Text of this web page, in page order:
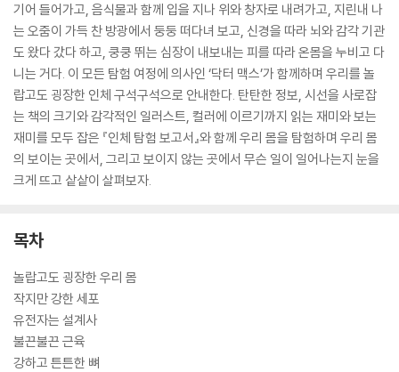
기어 들어가고, 음식물과 함께 입을 지나 위와 창자로 내려가고, 지린내 나
는 오줌이 가득 찬 방광에서 둥둥 떠다녀 보고, 신경을 따라 뇌와 감각 기관
도 왔다 갔다 하고, 쿵쿵 뛰는 심장이 내보내는 피를 따라 온몸을 누비고 다
니는 거다. 이 모든 탐험 여정에 의사인 ‘닥터 맥스’가 함께하며 우리를 놀
랍고도 굉장한 인체 구석구석으로 안내한다. 탄탄한 정보, 시선을 사로잡
는 책의 크기와 감각적인 일러스트, 컬러에 이르기까지 읽는 재미와 보는
재미를 모두 잡은 『인체 탐험 보고서』와 함께 우리 몸을 탐험하며 우리 몸
의 보이는 곳에서, 그리고 보이지 않는 곳에서 무슨 일이 일어나는지 눈을
크게 뜨고 샅샅이 살펴보자.
목차
놀랍고도 굉장한 우리 몸
작지만 강한 세포
유전자는 설계사
불끈불끈 근육
강하고 튼튼한 뼈